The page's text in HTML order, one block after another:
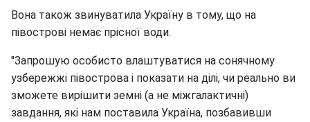
Вона також звинуватила Україну в тому, що на
півострові немає прісної води.
"Запрошую особисто влаштуватися на сонячному
узбережжі півострова і показати на ділі, чи реально ви
зможете вирішити земні (а не міжгалактичні)
завдання, які нам поставила Україна, позбавивши